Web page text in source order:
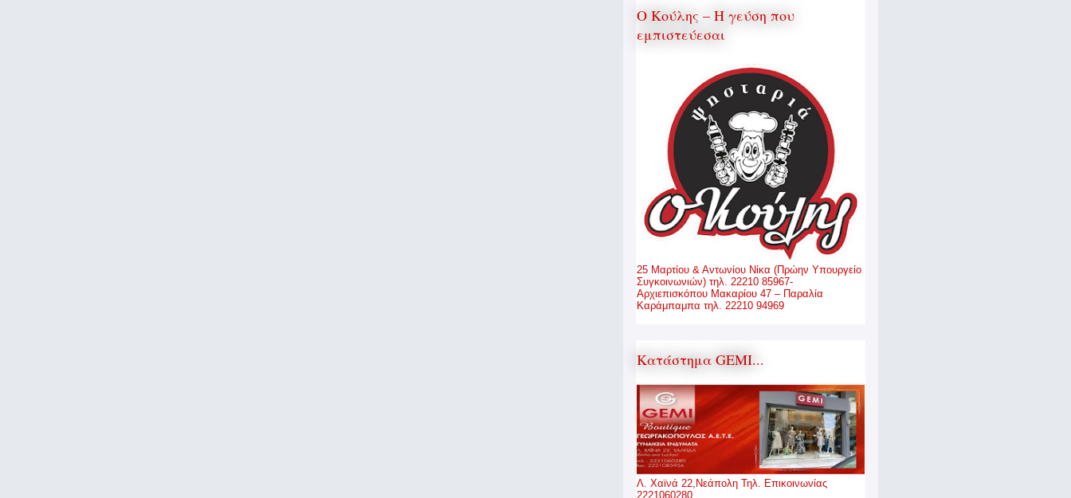
Ο Κούλης – Η γεύση που
εμπιστεύεσαι
25 Μαρτίου & Αντωνίου Νίκα (Πρώην Υπουργείο
Συγκοινωνιών) τηλ. 22210 85967-
Αρχιεπισκόπου Μακαρίου 47 – Παραλία
Καράμπαμπα τηλ. 22210 94969
Κατάστημα GEMI...
Λ. Χαϊνά 22,Νεάπολη Τηλ. Επικοινωνίας
2221060280